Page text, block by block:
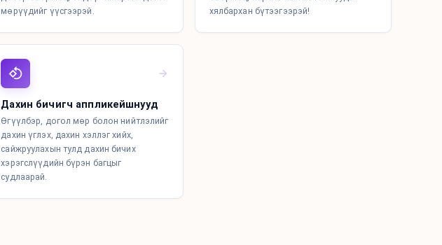
мөрүүдийг үүсгээрэй.
хялбархан бүтээгээрэй!
Дахин бичигч аппликейшнууд
Өгүүлбэр, догол мөр болон нийтлэлийг
дахин үглэх, дахин хэллэг хийх,
сайжруулахын тулд дахин бичих
хэрэгслүүдийн бүрэн багцыг
судлаарай.